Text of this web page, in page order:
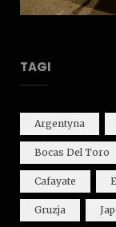
TAGI
Argentyna
Bocas Del Toro
Cafayate
Gruzja